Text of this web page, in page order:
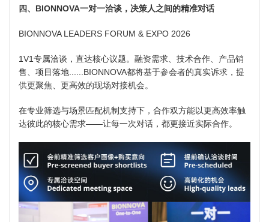
四、BIONNOVA一对一洽谈，决策人之间的精准对话
BIONNOVA LEADERS FORUM & EXPO 2026
1V1专属洽谈，直达核心议题。融资需求、技术合作、产品销
售、项目落地......BIONNOVA都将基于参会者的真实诉求，提
供更聚焦、更高效的现场对接机会。
在专业筛选与场景匹配机制支持下，合作双方能以更高效率触
达彼此的核心需求——让每一次对话，都更接近实际合作。